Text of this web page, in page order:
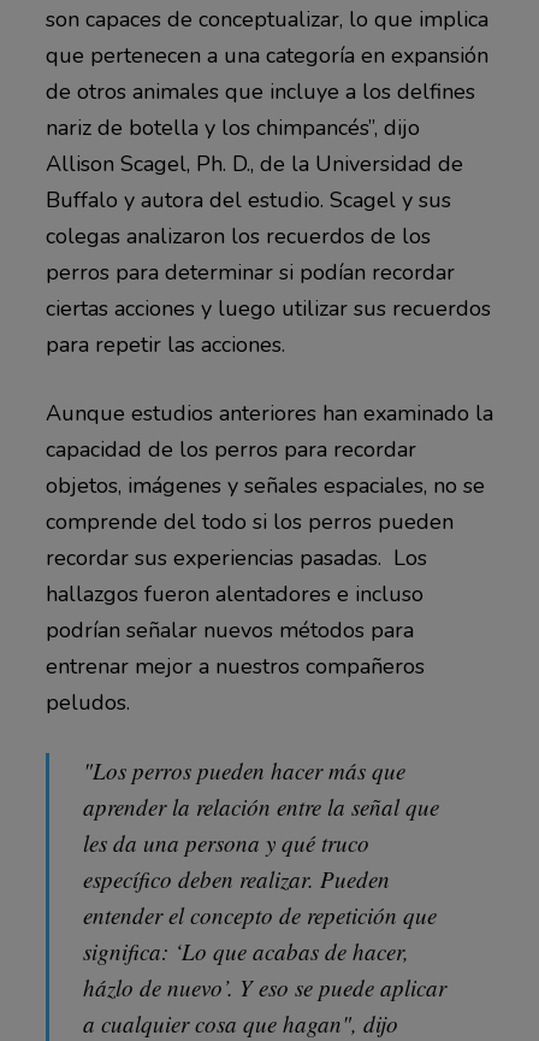
son capaces de conceptualizar, lo que implica
que pertenecen a una categoría en expansión
de otros animales que incluye a los delfines
nariz de botella y los chimpancés”, dijo
Allison Scagel, Ph. D., de la Universidad de
Buffalo y autora del estudio. Scagel y sus
colegas analizaron los recuerdos de los
perros para determinar si podían recordar
ciertas acciones y luego utilizar sus recuerdos
para repetir las acciones.
Aunque estudios anteriores han examinado la
capacidad de los perros para recordar
objetos, imágenes y señales espaciales, no se
comprende del todo si los perros pueden
recordar sus experiencias pasadas. Los
hallazgos fueron alentadores e incluso
podrían señalar nuevos métodos para
entrenar mejor a nuestros compañeros
peludos.
"Los perros pueden hacer más que
aprender la relación entre la señal que
les da una persona y qué truco
específico deben realizar. Pueden
entender el concepto de repetición que
significa: ‘Lo que acabas de hacer,
házlo de nuevo’. Y eso se puede aplicar
a cualquier cosa que hagan", dijo